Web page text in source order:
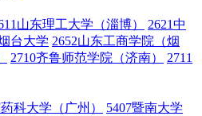
山东理工大学（淄博）
2621中
台大学 2652山东工商学院（烟
2710齐鲁师范学院（济南）
2711
科大学（广州） 5407暨南大学